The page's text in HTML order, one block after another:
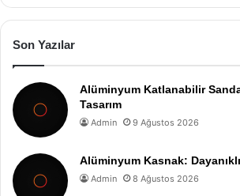
Son Yazılar
Alüminyum Katlanabilir
Tasarım
Admin 9 Ağustos 2026
Alüminyum Kasnak:
Admin 8 Ağustos 2026